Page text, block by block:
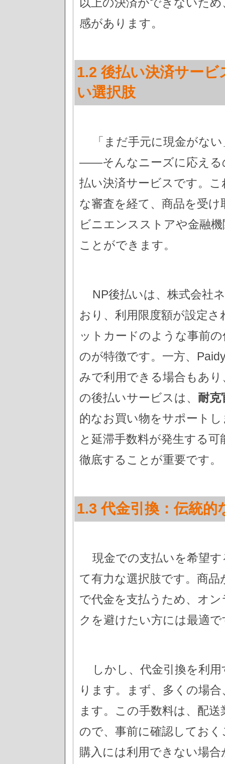
感があります。
1.2 後払い決済サー
い選択肢
「まだ手元に現金がな
――そんなニーズに応える
払い決済サービスです。
な審査を経て、商品を受
ビニエンスストアや金融
ことができます。
NP後払いは、株式会社
おり、利用限度額が設定
ットカードのような事前
のが特徴です。一方、
みで利用できる場合もあ
の後払いサービスは、 耐克
的なお買い物をサポート
と延滞手数料が発生する
徹底することが重要です。
1.3 代金引換：伝統的
現金での支払いを希望
て有力な選択肢です。商
で代金を支払うため、オ
クを避けたい方には最適で
しかし、代金引換を利
ります。まず、多くの場合
ます。この手数料は、配
ので、事前に確認してお
購入には利用できない場